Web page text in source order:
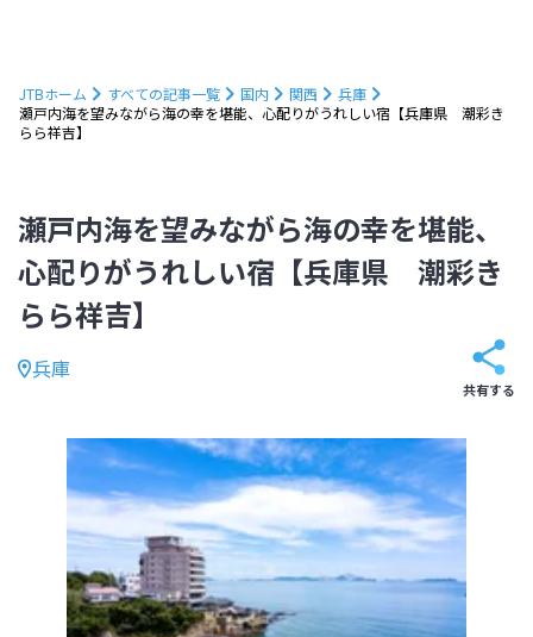
JTBホーム すべての記事一覧 国内 関西
兵庫
瀬戸内海を望みながら海の幸を堪能、心配りがうれしい宿【兵庫県 潮彩き
らら祥吉】
瀬戸内海を望みながら海の幸を堪能、
心配りがうれしい宿【兵庫県 潮彩き
らら祥吉】
兵庫
共有する